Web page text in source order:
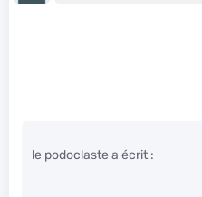
le podoclaste a écrit :